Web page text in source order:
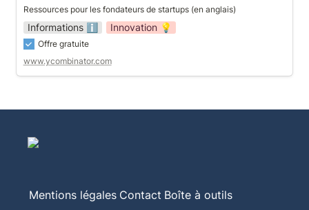
Ressources pour les fondateurs de startups (en anglais)
Informations ℹ️ Innovation 💡
Offre gratuite
www.ycombinator.com
Mentions légales Contact Boîte à outils